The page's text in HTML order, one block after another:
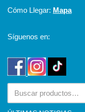
Cómo Llegar: Mapa
Síguenos en: